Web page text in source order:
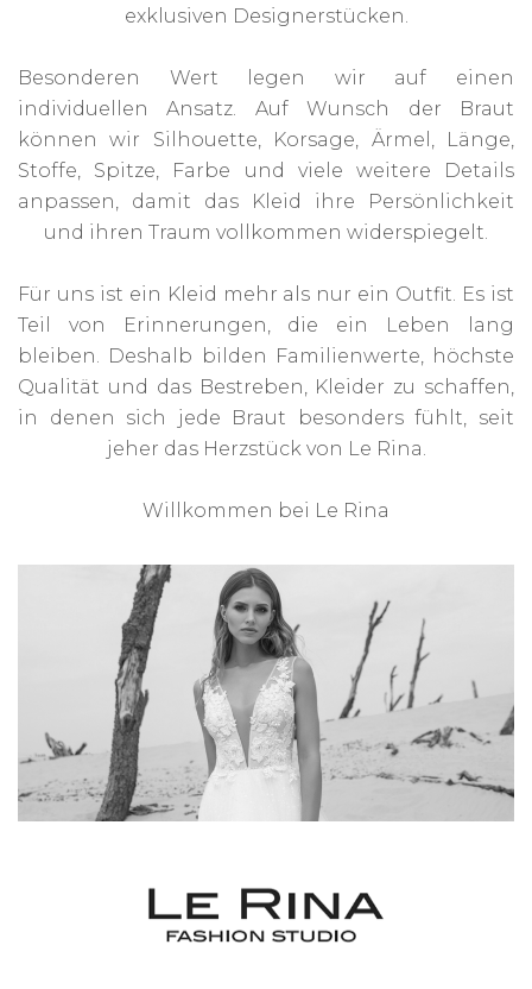
exklusiven Designerstücken.
Besonderen Wert legen wir auf einen
individuellen Ansatz. Auf Wunsch der Braut
können wir Silhouette, Korsage, Ärmel, Länge,
Stoffe, Spitze, Farbe und viele weitere Details
anpassen, damit das Kleid ihre Persönlichkeit
und ihren Traum vollkommen widerspiegelt.
Für uns ist ein Kleid mehr als nur ein Outfit. Es ist
Teil von Erinnerungen, die ein Leben lang
bleiben. Deshalb bilden Familienwerte, höchste
Qualität und das Bestreben, Kleider zu schaffen,
in denen sich jede Braut besonders fühlt, seit
jeher das Herzstück von Le Rina.
Willkommen bei Le Rina